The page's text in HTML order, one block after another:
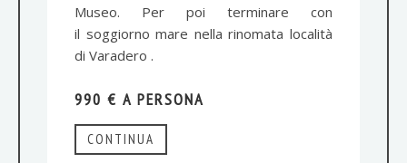
Museo. Per poi terminare con
il soggiorno mare nella rinomata località
di Varadero .
990 € A PERSONA
CONTINUA